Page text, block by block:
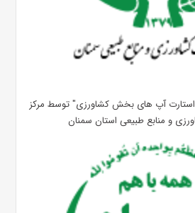
استارت آپ های بخش کشاورزی" توسط مرکز
و منابع طبیعی استان سمنان